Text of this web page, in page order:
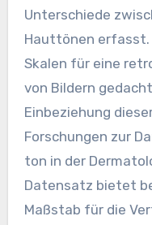
Unterschiede
Hauttönen erfasst.
Skalen für eine
von Bildern
Einbeziehung
Forschungen zur
ton in der
Datensatz bietet
Maßstab für die